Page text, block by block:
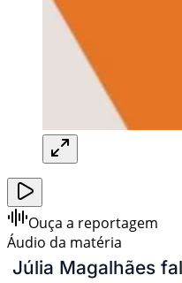
Ouça a reportagem
Áudio da matéria
Júlia Magalhães